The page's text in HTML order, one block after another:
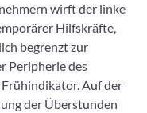
wirft der linke
Hilfskräfte,
begrenzt zur
Peripherie des
Auf der
der Überstunden